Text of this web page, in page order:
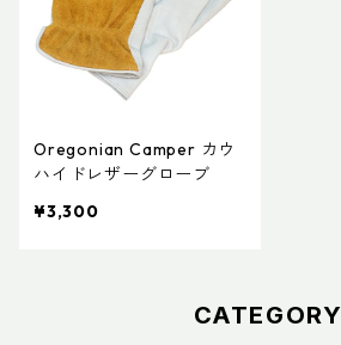
Oregonian Camper カウ
ハイドレザーグローブ
¥3,300
CATEGORY